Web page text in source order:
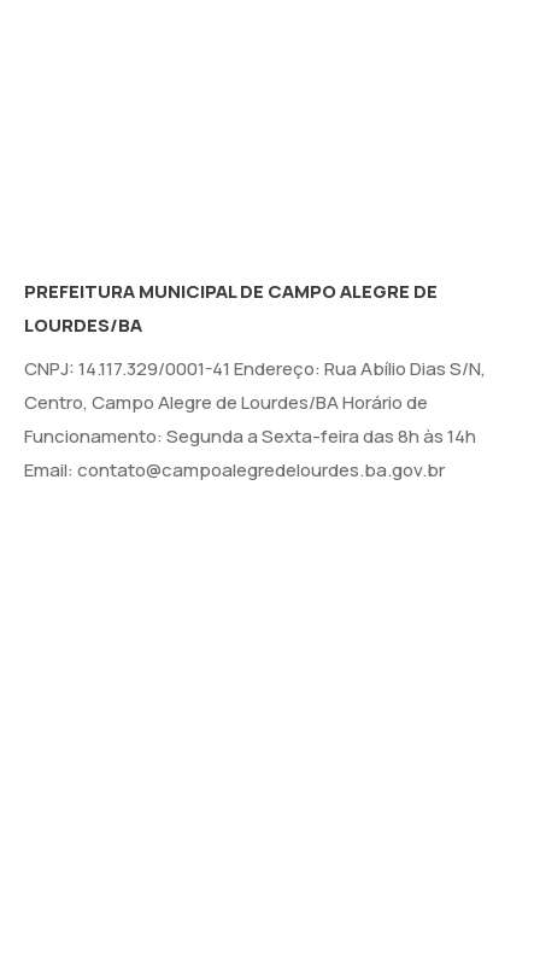
PREFEITURA MUNICIPAL DE CAMPO ALEGRE DE
LOURDES/BA
CNPJ: 14.117.329/0001-41 Endereço: Rua Abílio Dias S/N,
Centro, Campo Alegre de Lourdes/BA Horário de
Funcionamento: Segunda a Sexta-feira das 8h às 14h
Email: contato@campoalegredelourdes.ba.gov.br